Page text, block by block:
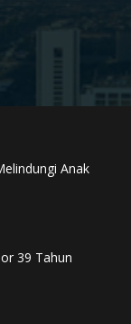
Anak
39 Tahun